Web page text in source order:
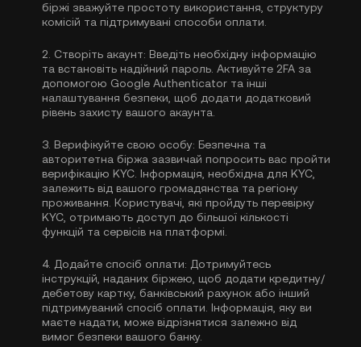
біржі зважуйте простоту використання, структуру
комісій та підтримувані способи оплати.
2. Створіть акаунт: Введіть необхідну інформацію
та встановіть надійний пароль. Активуйте 2FA за
допомогою Google Authenticator та інші
налаштування безпеки, щоб додати додатковий
рівень захисту вашого акаунта.
3. Верифікуйте свою особу: Безпечна та
авторитетна біржа зазвичай попросить вас пройти
верифікацію KYC . Інформація, необхідна для KYC,
залежить від вашого громадянства та регіону
проживання. Користувачі, які пройдуть перевірку
KYC, отримають доступ до більшої кількості
функцій та сервісів на платформі.
4. Додайте спосіб оплати: Дотримуйтесь
інструкцій, наданих біржею, щоб додати кредитну/
дебетову картку, банківський рахунок або інший
підтримуваний спосіб оплати. Інформація, яку ви
маєте надати, може відрізнятися залежно від
вимог безпеки вашого банку.